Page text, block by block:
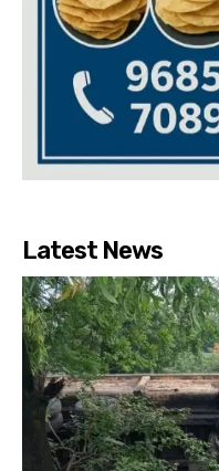
Latest News